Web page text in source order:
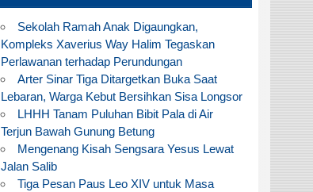
Sekolah Ramah Anak Digaungkan,
Kompleks Xaverius Way Halim Tegaskan
Perlawanan terhadap Perundungan
Arter Sinar Tiga Ditargetkan Buka Saat
Lebaran, Warga Kebut Bersihkan Sisa Longsor
LHHH Tanam Puluhan Bibit Pala di Air
Terjun Bawah Gunung Betung
Mengenang Kisah Sengsara Yesus Lewat
Jalan Salib
Tiga Pesan Paus Leo XIV untuk Masa